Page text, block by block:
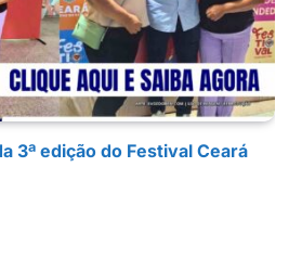
3ª edição do Festival Ceará